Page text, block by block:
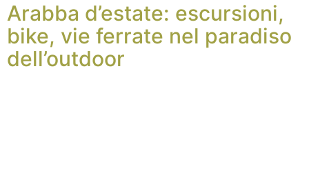
Arabba d’estate: escursioni,
bike, vie ferrate nel paradiso
dell’outdoor